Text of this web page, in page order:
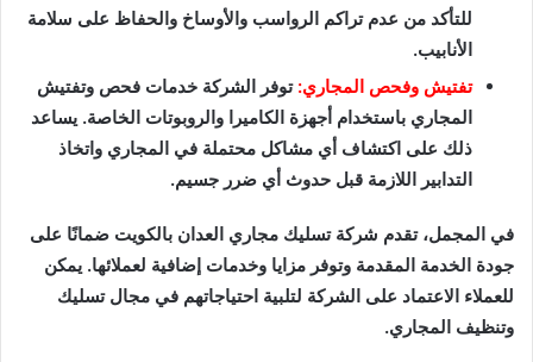
للتأكد من عدم تراكم الرواسب والأوساخ والحفاظ على سلامة
الأنابيب.
تفتيش وفحص المجاري: توفر الشركة خدمات فحص وتفتيش
المجاري باستخدام أجهزة الكاميرا والروبوتات الخاصة. يساعد
ذلك على اكتشاف أي مشاكل محتملة في المجاري واتخاذ
التدابير اللازمة قبل حدوث أي ضرر جسيم.
في المجمل، تقدم شركة تسليك مجاري العدان بالكويت ضمانًا على
جودة الخدمة المقدمة وتوفر مزايا وخدمات إضافية لعملائها. يمكن
للعملاء الاعتماد على الشركة لتلبية احتياجاتهم في مجال تسليك
وتنظيف المجاري.